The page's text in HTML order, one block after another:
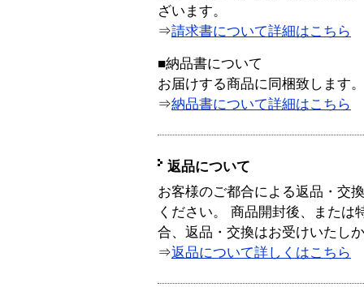
ざいます。
⇒請求書について詳細はこちら
■納品書について
お届けする商品に同梱致します。
⇒納品書について詳細はこちら
返品について
お客様のご都合による返品・交
ください。 商品開封後、または
合、返品・交換はお受けいたし
⇒返品について詳しくはこちら